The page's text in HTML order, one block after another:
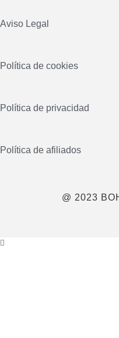
Aviso Legal
Política de cookies
Política de privacidad
Política de afiliados
@ 2023